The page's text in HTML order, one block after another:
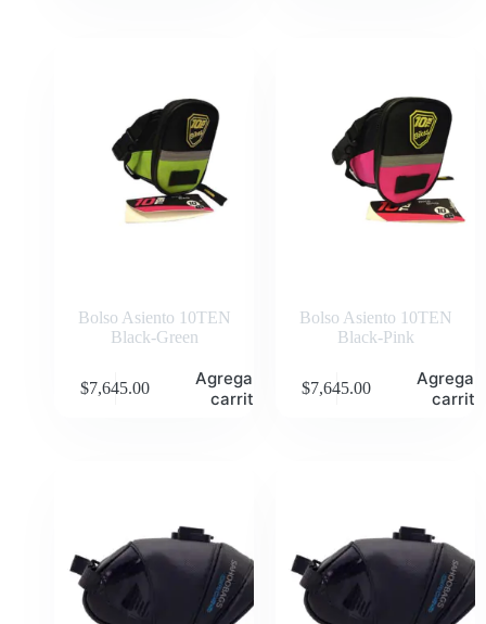
Bolso Asiento 10TEN
Black-Green
$7,645.00
Agregar al
carrito
Bolso Asiento 10TEN
Black-Pink
$7,645.00
Agregar
carrito